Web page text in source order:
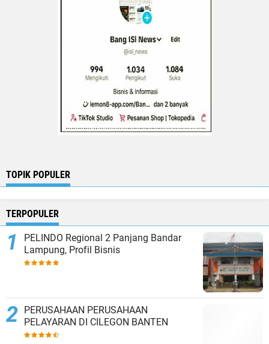
TOPIK POPULER
TERPOPULER
PELINDO Regional 2 Panjang Bandar
Lampung, Profil Bisnis
PERUSAHAAN PERUSAHAAN
PELAYARAN DI CILEGON BANTEN